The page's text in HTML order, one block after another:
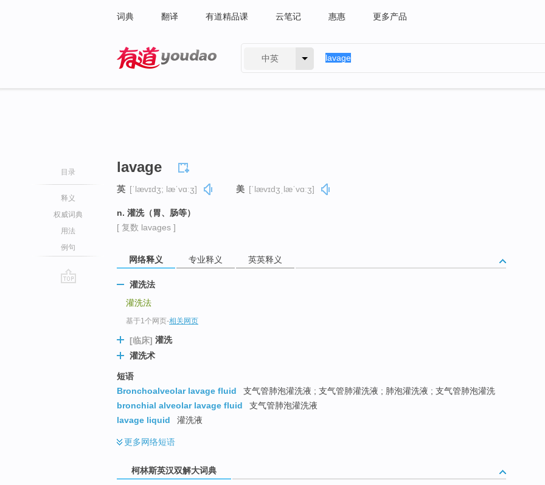
词典 翻译 有道精品课 云笔记 惠惠 更多产品
中英
目录
释义
权威词典
用法
例句
lavage
英 [ˈlævɪdʒ; læˈvɑːʒ] 美 [ˈlævɪdʒˌlæˈvɑːʒ]
n. 灌洗（胃、肠等）
[ 复数 lavages ]
网络释义 专业释义 英英释义
灌洗法
灌洗法
基于1个网页-相关网页
[临床] 灌洗
灌洗术
短语
Bronchoalveolar lavage fluid
支气管肺泡灌洗液 ; 支气管肺灌洗液 ; 肺泡灌洗液 ; 支气管肺泡灌洗
bronchial alveolar lavage fluid
支气管肺泡灌洗液
lavage liquid
灌洗液
更多网络短语
柯林斯英汉双解大词典